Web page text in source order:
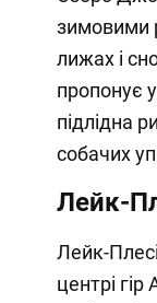
зимовими
лижах і
пропонує
підлідна
собачих
Лейк-
Лейк-
центрі